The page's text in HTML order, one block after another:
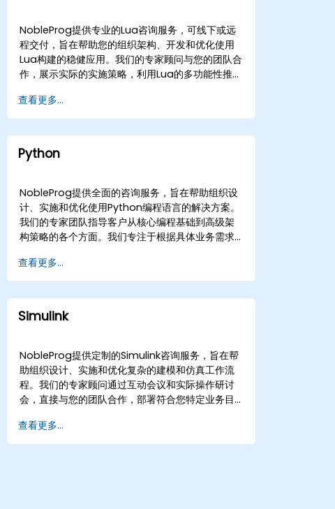
NobleProg提供专业的Lua咨询服务，可线下或远
程交付，旨在帮助您的组织架构、开发和优化使用
Lua构建的稳健应用。我们的专家顾问与您的团队合
作，展示实际的实施策略，利用Lua的多功能性推动
模式灵活，适应您的运营需求。远程咨询会议通过
安全的交互式远程桌面环境进行，允许实时协作和
实际操作指导，不受地域限制。或者，我们提供线
下咨询，可直接在的客户场所或我们位于的专用企
业中心进行。 NobleProg——您的本地咨询合作伙
查看更多...
Python
NobleProg提供全面的咨询服务，旨在帮助组织设
计、实施和优化使用Python编程语言的解决方案。
我们的专家团队指导客户从核心编程基础到高级架
构策略的各个方面。我们专注于根据具体业务需求
工作流自动化以及金融、银行和保险领域的大数据
应用的Python。 我们的咨询服务还涵盖Python库
和框架在机器学习和深度学习项目中的战略部署。
无论您的目标是从头构建新能力，还是增强现有系
统，我们都提供必要的专家指导，以加速您的转
的远程咨询服务通过交互式、安全的远程桌面环境
进行，确保从任何位置都能无缝协作。或者，我们
提供现场咨询服务，派遣专家直接前往您所在地或
在我们的企业中心进行会议。 NobleProg -- 您的
查看更多...
Simulink
NobleProg提供定制的Simulink咨询服务，旨在帮
助组织设计、实施和优化复杂的建模和仿真工作流
程。我们的专家顾问通过互动会议和实际操作研讨
会，直接与您的团队合作，部署符合您特定业务目
程咨询或线下咨询。远程咨询通过安全的互动远程
桌面环境进行，允许实时协作，不受地点限制。线
查看更多...